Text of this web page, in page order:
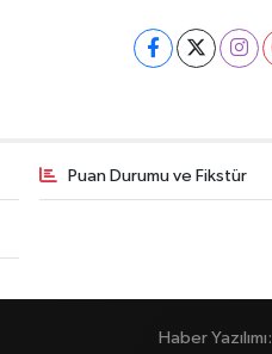
Puan Durumu ve Fikstür
Haber Yazılımı: